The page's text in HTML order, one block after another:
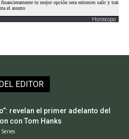
Horoscopo
EDITOR
revelan el primer adelanto del
con Tom Hanks